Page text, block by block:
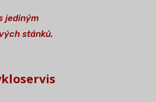
jediným
stánků.